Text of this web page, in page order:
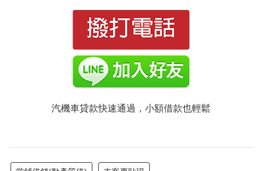
汽機車貸款快速通過，小額借款也輕鬆